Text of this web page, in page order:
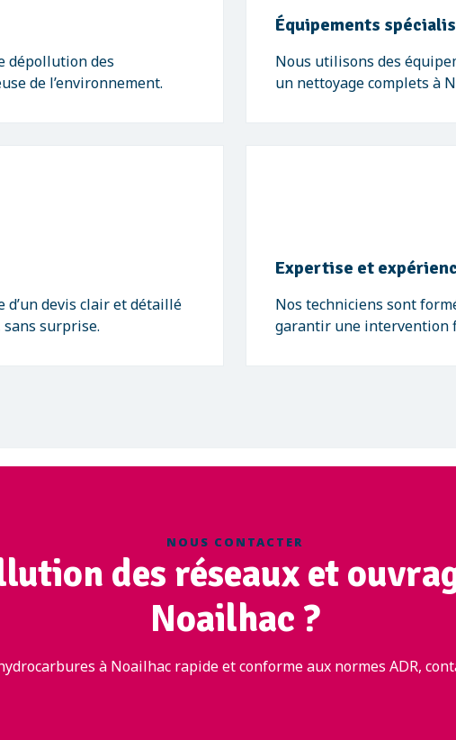
dépollution des
de l’environnement.
Équipements
Nous utilisons des
un nettoyage complets à
d’un devis clair et détaillé
surprise.
Expertise et
Nos techniciens sont
garantir une intervention
NOUS CONTACTER
des réseaux et
Noailhac ?
à Noailhac rapide et conforme aux normes ADR,